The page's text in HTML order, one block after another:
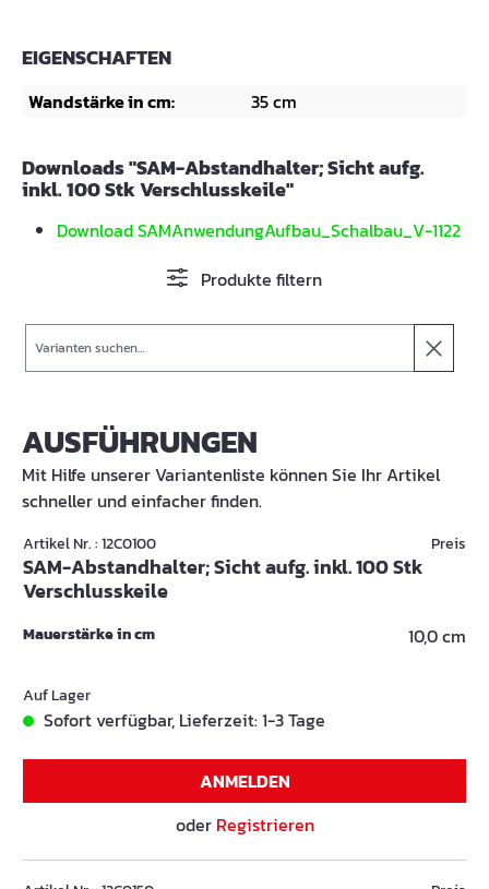
EIGENSCHAFTEN
Wandstärke in cm: 35 cm
Downloads "SAM-Abstandhalter; Sicht aufg.
inkl. 100 Stk Verschlusskeile"
Download SAMAnwendungAufbau_Schalbau_V-1122
Produkte filtern
AUSFÜHRUNGEN
Mit Hilfe unserer Variantenliste können Sie Ihr Artikel
schneller und einfacher finden.
Artikel Nr. : 12C0100
SAM-Abstandhalter; Sicht aufg. inkl. 100 Stk
Verschlusskeile
Preis
Mauerstärke in cm 10,0 cm
Auf Lager
Sofort verfügbar, Lieferzeit: 1-3 Tage
ANMELDEN
oder Registrieren